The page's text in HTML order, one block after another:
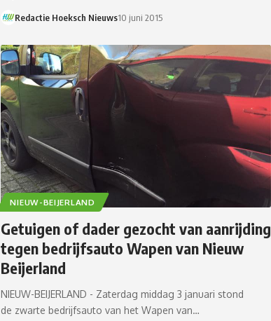
Redactie Hoeksch Nieuws10 juni 2015
NIEUW-BEIJERLAND
Getuigen of dader gezocht van aanrijding
tegen bedrijfsauto Wapen van Nieuw
Beijerland
NIEUW-BEIJERLAND - Zaterdag middag 3 januari stond
de zwarte bedrijfsauto van het Wapen van…